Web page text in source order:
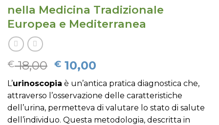
nella Medicina Tradizionale
Europea e Mediterranea
€18,00 Il
prezzo
originale
era:
€ 18,00.
€ 10,00
prezzo
attuale
è:
€ 10,00.
L’urinoscopia è un’antica pratica diagnostica che,
attraverso l’osservazione delle caratteristiche
dell’urina, permetteva di valutare lo stato di salute
dell’individuo. Questa metodologia, descritta in